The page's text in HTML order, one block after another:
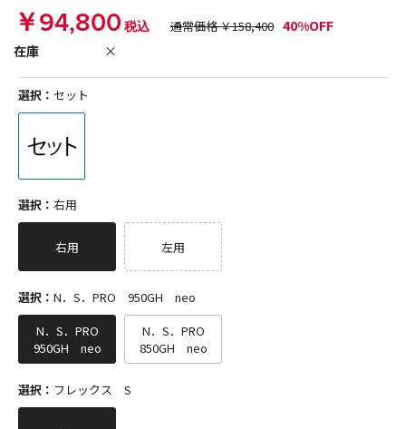
￥94,800税込 通常価格 ￥158,400 40%OFF
在庫
×
選択： セット
選択： 右用
右用 左用
選択： N．S．PRO 950GH neo
N．S．PRO
950GH neo
N．S．PRO
850GH neo
選択： フレックス S